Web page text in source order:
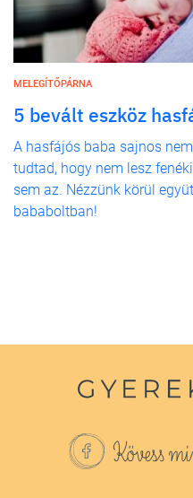
MELEGÍTŐPÁRNA
5 bevált eszköz
A hasfájós baba sajnos
tudtad, hogy nem lesz
sem az. Nézzünk körül
bababoltban!
Kövess